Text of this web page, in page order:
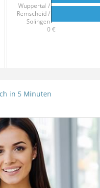
0 €
Wuppertal /
Remscheid /
Solingen
in 5 Minuten